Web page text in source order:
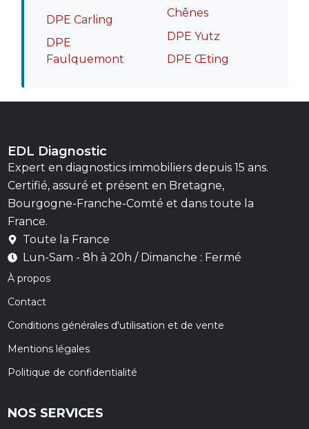
DPE Carling
DPE
Faulquemont
Chênes
DPE Yutz
DPE Œting
EDL Diagnostic
Expert en diagnostics immobiliers depuis 15 ans.
Certifié, assuré et présent en Bretagne,
Bourgogne-Franche-Comté et dans toute la
France.
Toute la France
Lun-Sam - 8h à 20h / Dimanche : Fermé
À propos
Contact
Conditions générales d'utilisation et de vente
Mentions légales
Politique de confidentialité
NOS SERVICES